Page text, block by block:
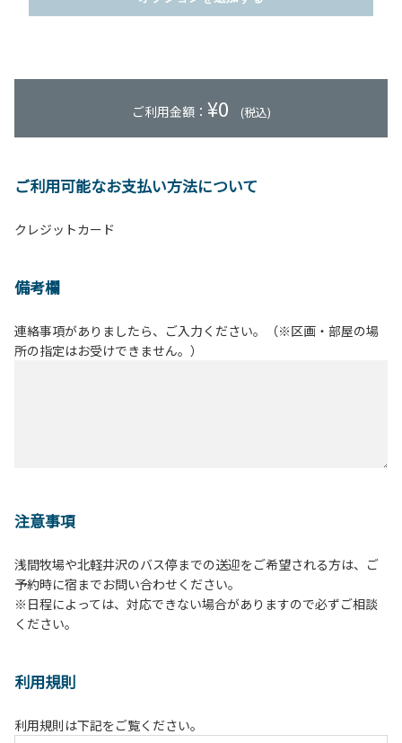
ご利用金額： ¥0 (税込)
ご利用可能なお支払い方法について
クレジットカード
備考欄
連絡事項がありましたら、ご入力ください。（※区画・部屋の場
所の指定はお受けできません。）
注意事項
浅間牧場や北軽井沢のバス停までの送迎をご希望される方は、ご
予約時に宿までお問い合わせください。
※日程によっては、対応できない場合がありますので必ずご相談
ください。
利用規則
利用規則は下記をご覧ください。